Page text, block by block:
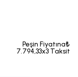
Peşin Fiyatına₺
7.794,33x3 Taksit